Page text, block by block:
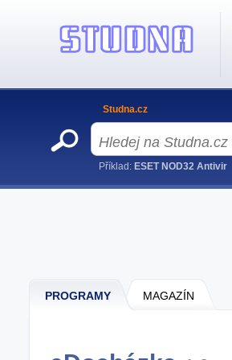
PROGRAMY MAGAZÍN
Studna.cz
Příklad: ESET NOD32 Antivir